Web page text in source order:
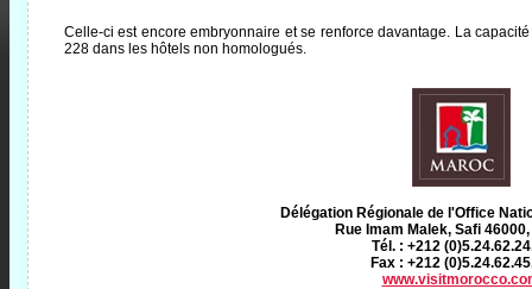
Celle-ci est encore embryonnaire et se renforce davantage. La
228 dans les hôtels non homologués.
Délégation Régionale de l'Office
Rue Imam Malek, Safi
Tél. : +212
Fax : +212